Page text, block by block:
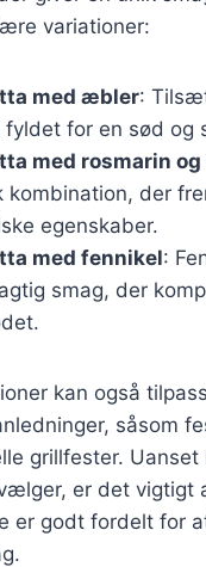
variationer:
med æbler:
for en sød og
med rosmarin
kombination, der
egenskaber.
med fennikel:
smag, der
kan også
såsom
grillfester. Uanset
er det vigtigt
er godt fordelt for